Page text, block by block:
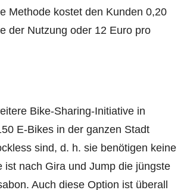
Methode kostet den Kunden 0,20
der Nutzung oder 12 Euro pro
Bike-Sharing-Initiative in
E-Bikes in der ganzen Stadt
sind, d. h. sie benötigen keine
ist nach Gira und Jump die jüngste
Auch diese Option ist überall